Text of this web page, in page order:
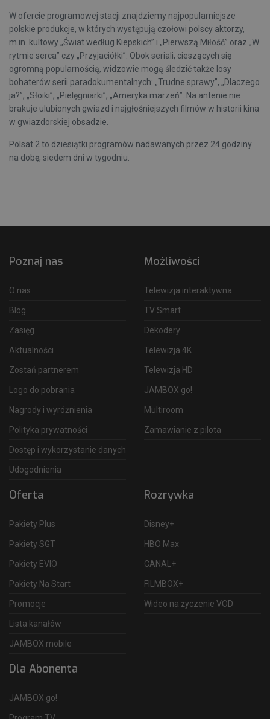
W ofercie programowej stacji znajdziemy najpopularniejsze
polskie produkcje, w których występują czołowi polscy aktorzy,
m.in. kultowy „Świat według Kiepskich” i „Pierwszą Miłość” oraz „W
rytmie serca” czy „Przyjaciółki”. Obok seriali, cieszących się
ogromną popularnością, widzowie mogą śledzić także losy
bohaterów serii paradokumentalnych: „Trudne sprawy”, „Dlaczego
ja?”, „Słoiki”, „Pielęgniarki”, „Ameryka marzeń”. Na antenie nie
brakuje ulubionych gwiazd i najgłośniejszych filmów w historii kina
w gwiazdorskiej obsadzie.
Polsat 2 to dziesiątki programów nadawanych przez 24 godziny
na dobę, siedem dni w tygodniu.
Poznaj nas
O nas
Blog
Zasięg
Aktualności
Zostań partnerem
Logo do pobrania
Nagrody i wyróżnienia
Polityka prywatności
Dostęp i wykorzystanie danych
Udogodnienia
Możliwości
Telewizja interaktywna
TV Smart
Dekodery
Telewizja 4K
Telewizja HD
JAMBOX go!
Multiroom
Zamawianie z pilota
Oferta
Pakiety Plus
Pakiety SGT
Pakiety EVIO
Pakiety Na Start
Promocje
Lista kanałów
JAMBOX mobile
Rozrywka
Disney+
HBO Max
CANAL+
FILMBOX+
Wideo na życzenie VOD
Dla Abonenta
JAMBOX go!